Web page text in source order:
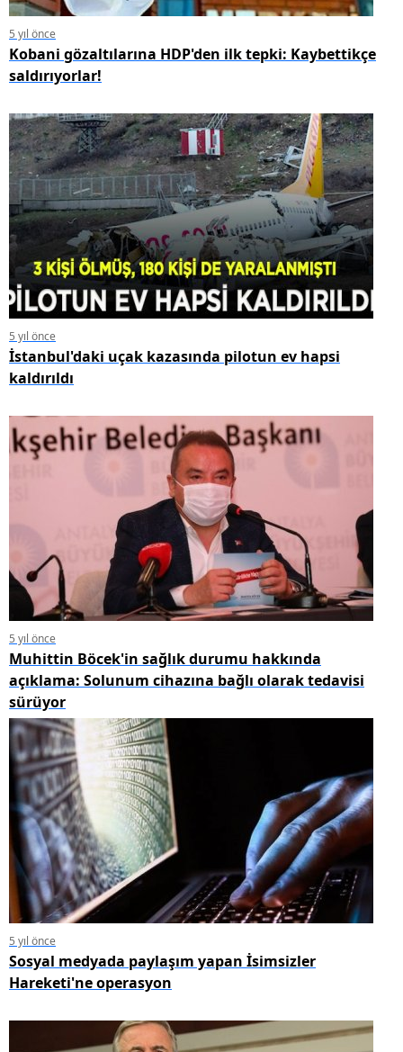
5 yıl önce
Kobani gözaltılarına HDP'den ilk tepki: Kaybettikçe
saldırıyorlar!
5 yıl önce
İstanbul'daki uçak kazasında pilotun ev hapsi
kaldırıldı
5 yıl önce
Muhittin Böcek'in sağlık durumu hakkında
açıklama: Solunum cihazına bağlı olarak tedavisi
sürüyor
5 yıl önce
Sosyal medyada paylaşım yapan İsimsizler
Hareketi'ne operasyon